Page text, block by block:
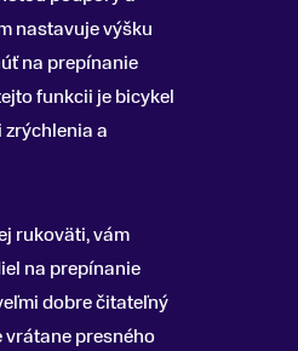
nastavuje výšku
na prepínanie
funkcii je bicykel
a
rukoväti, vám
na prepínanie
dobre čitateľný
vrátane presného